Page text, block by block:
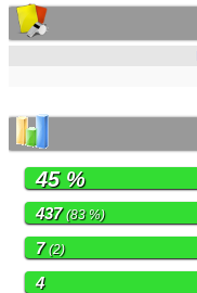
45 %
437(83 %)
7(2)
4